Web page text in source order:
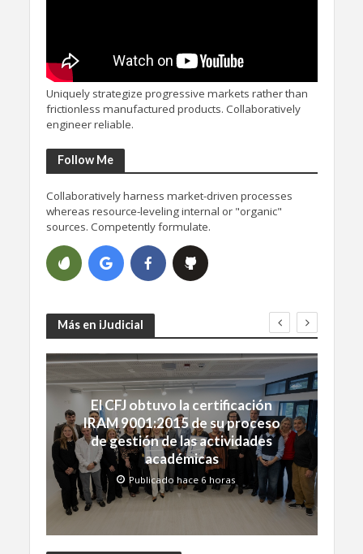
Uniquely strategize progressive markets rather than
frictionless manufactured products. Collaboratively
engineer reliable.
Follow Me
Collaboratively harness market-driven processes
whereas resource-leveling internal or "organic"
sources. Competently formulate.
Más en iJudicial
El CFJ obtuvo la certificación
IRAM 9001:2015 de su proceso
de gestión de las actividades
académicas
Publicado hace 6 horas